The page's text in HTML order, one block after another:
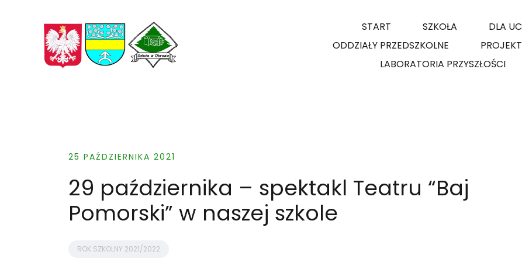
START SZKOŁA DLA
ODDZIAŁY PRZEDSZKOLNE
LABORATORIA PRZYSZŁOŚCI
25 PAŹDZIERNIKA 2021
29 października – spektakl Teatru “Baj
Pomorski” w naszej szkole
ROK SZKOLNY 2021/2022